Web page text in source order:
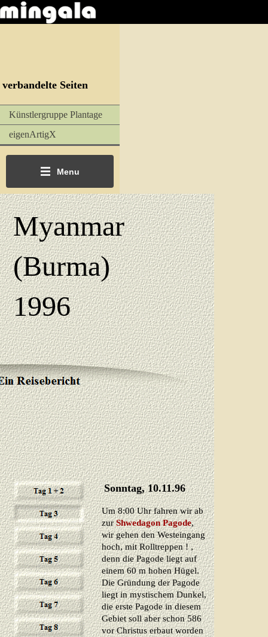
verbandelte Seiten
Künstlergruppe Plantage
eigenArtigX
Menu
Myanmar
(Burma)
1996
Sonntag, 10.11.96
Um 8:00 Uhr fahren wir ab
zurShwedagon Pagode,
wir gehen den Westeingang
hoch, mit Rolltreppen ! ,
denn die Pagode liegt auf
einem 60 m hohen Hügel.
Die Gründung der Pagode
liegt in mystischem Dunkel,
die erste Pagode in diesem
Gebiet soll aber schon 586
vor Christus erbaut worden